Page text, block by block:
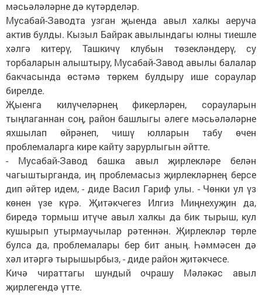
мәсьәләләрне дә күтәрделәр.
Мусабай-Заводта узган җыенда авыл халкы аеруча
актив булды. Кызыл Байрак авылындагы юлны тиешле
хәлгә китерү, Ташкичү клубын төзекләндерү, су
торбаларын алыштыру, Мусабай-Завод авылы балалар
бакчасында өстәмә төркем булдыру ише сораулар
бирелде.
Җыенга килүчеләрнең фикерләрен, сорауларын
тыңлаганнан соң, район башлыгы әлеге мәсьәләләрне
яхшылап өйрәнеп, чишү юлларын табу өчен
проблемаларга кире кайту зарурлыгын әйтте.
- Мусабай-Завод башка авыл җирлекләре белән
чагыштырганда, иң проблемасыз җирлекләрнең берсе
дип әйтер идем, - диде Васил Гариф улы. - Чөнки ул үз
көнен үзе күрә. Җитәкчегез Илгиз Миңнехуҗин да,
биредә тормыш итүче авыл халкы да бик тырыш, кул
кушырып утырмаучылар рәтеннән. Җирлекләр төрле
булса да, проблемалары бер бит аның. Һәммәсен дә
хәл итәргә тырышырбыз, - диде район җитәкчесе.
Кичә чираттагы шундый очрашу Мәләкәс авыл
җирлегендә үтте.